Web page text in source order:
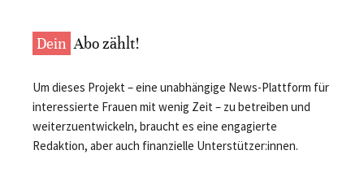
Dein Abo zählt!
Um dieses Projekt – eine unabhängige News-Plattform für
interessierte Frauen mit wenig Zeit – zu betreiben und
weiterzuentwickeln, braucht es eine engagierte
Redaktion, aber auch finanzielle Unterstützer:innen.